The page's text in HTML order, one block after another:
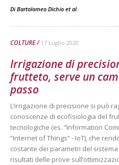
Di Bartolomeo Dichio et al.
COLTURE 17 Luglio 2020
Irrigazione di
frutteto, serve un
passo
L’irrigazione di precisione si può
conoscenze di ecofisiologia del
tecnologiche (es. “Information
“Internet of Things” - IoT), che
costante dei parametri del
risultati delle prove